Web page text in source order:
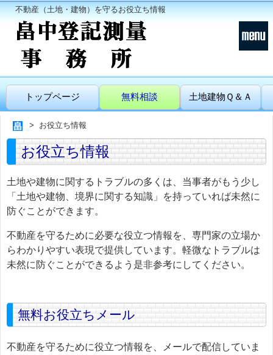
不動産（土地・建物）を守るお役立ち情報
トップページ 無料相談 土地建物Ｑ＆Ａ
お役立ち情報
お役立ち情報
土地や建物に関するトラブルの多くは、当事者がもう少し
「土地や建物、境界に関する知識」を持っていれば未然に
防ぐことができます。
不動産を守るために必要な役立つ情報を、専門家の立場か
らわかりやすい表現で提供しています。軽微なトラブルは
未然に防ぐことができるよう是非参考にしてください。
無料お役立ちメール
不動産を守るために役立つ情報を、メールで配信していま